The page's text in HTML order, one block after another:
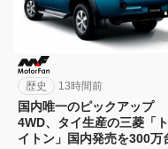
歴史 13時間前
国内唯一のピックアップ
4WD、タイ生産の三菱「
イトン」国内発売を300万